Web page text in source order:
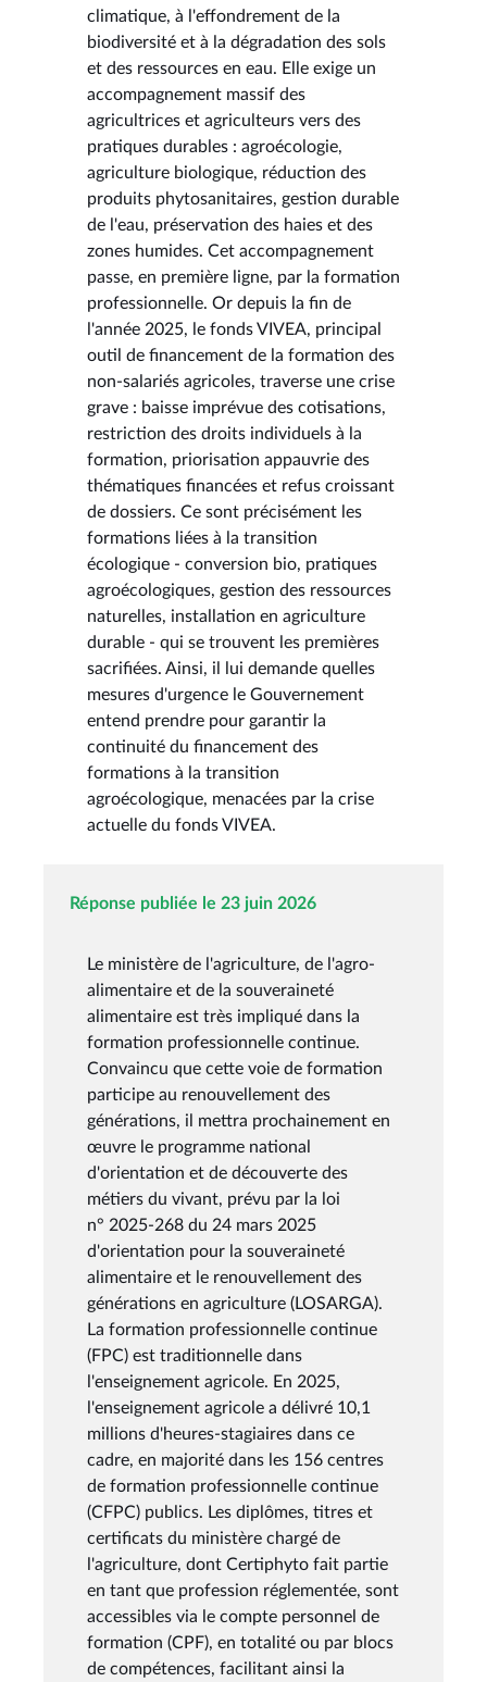
climatique, à l'effondrement de la
biodiversité et à la dégradation des sols
et des ressources en eau. Elle exige un
accompagnement massif des
agricultrices et agriculteurs vers des
pratiques durables : agroécologie,
agriculture biologique, réduction des
produits phytosanitaires, gestion durable
de l'eau, préservation des haies et des
zones humides. Cet accompagnement
passe, en première ligne, par la formation
professionnelle. Or depuis la fin de
l'année 2025, le fonds VIVEA, principal
outil de financement de la formation des
non-salariés agricoles, traverse une crise
grave : baisse imprévue des cotisations,
restriction des droits individuels à la
formation, priorisation appauvrie des
thématiques financées et refus croissant
de dossiers. Ce sont précisément les
formations liées à la transition
écologique - conversion bio, pratiques
agroécologiques, gestion des ressources
naturelles, installation en agriculture
durable - qui se trouvent les premières
sacrifiées. Ainsi, il lui demande quelles
mesures d'urgence le Gouvernement
entend prendre pour garantir la
continuité du financement des
formations à la transition
agroécologique, menacées par la crise
actuelle du fonds VIVEA.
Réponse publiée le 23 juin 2026
Le ministère de l'agriculture, de l'agro-
alimentaire et de la souveraineté
alimentaire est très impliqué dans la
formation professionnelle continue.
Convaincu que cette voie de formation
participe au renouvellement des
générations, il mettra prochainement en
œuvre le programme national
d'orientation et de découverte des
métiers du vivant, prévu par la loi
n° 2025-268 du 24 mars 2025
d'orientation pour la souveraineté
alimentaire et le renouvellement des
générations en agriculture (LOSARGA).
La formation professionnelle continue
(FPC) est traditionnelle dans
l'enseignement agricole. En 2025,
l'enseignement agricole a délivré 10,1
millions d'heures-stagiaires dans ce
cadre, en majorité dans les 156 centres
de formation professionnelle continue
(CFPC) publics. Les diplômes, titres et
certificats du ministère chargé de
l'agriculture, dont Certiphyto fait partie
en tant que profession réglementée, sont
accessibles via le compte personnel de
formation (CPF), en totalité ou par blocs
de compétences, facilitant ainsi la